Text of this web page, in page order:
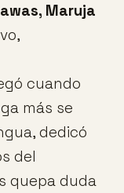
Maruja
cuando
más se
dedicó
del
quepa duda